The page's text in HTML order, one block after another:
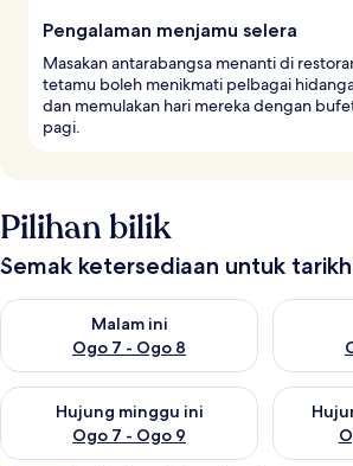
Pengalaman menjamu selera
Masakan antarabangsa menanti di
tetamu boleh menikmati pelbagai
dan memulakan hari mereka dengan
pagi.
Pilihan bilik
Semak ketersediaan untuk
Malam ini
Ogo 7 - Ogo 8
Semak ketersediaan untuk malam ini Ogo
Semak
Hujung minggu ini
Ogo 7 - Ogo 9
Semak ketersediaan untuk hujungSemak